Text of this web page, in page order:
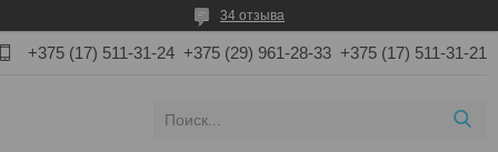
34 отзыва
+375 (17) 511-31-24 +375 (29) 961-28-33 +375 (17) 511-31-21